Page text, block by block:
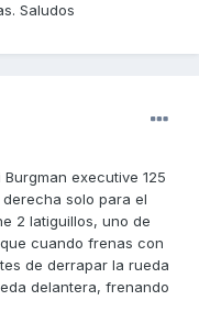
Saludos
executive 125
solo para el
2 latiguillos, uno de
cuando frenas con
de derrapar la rueda
delantera, frenando